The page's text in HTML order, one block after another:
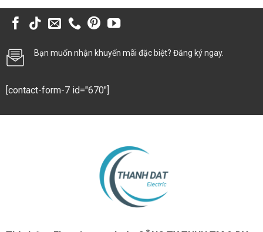
Bạn muốn nhận khuyến mãi đặc biệt? Đăng ký ngay.
[contact-form-7 id="670"]